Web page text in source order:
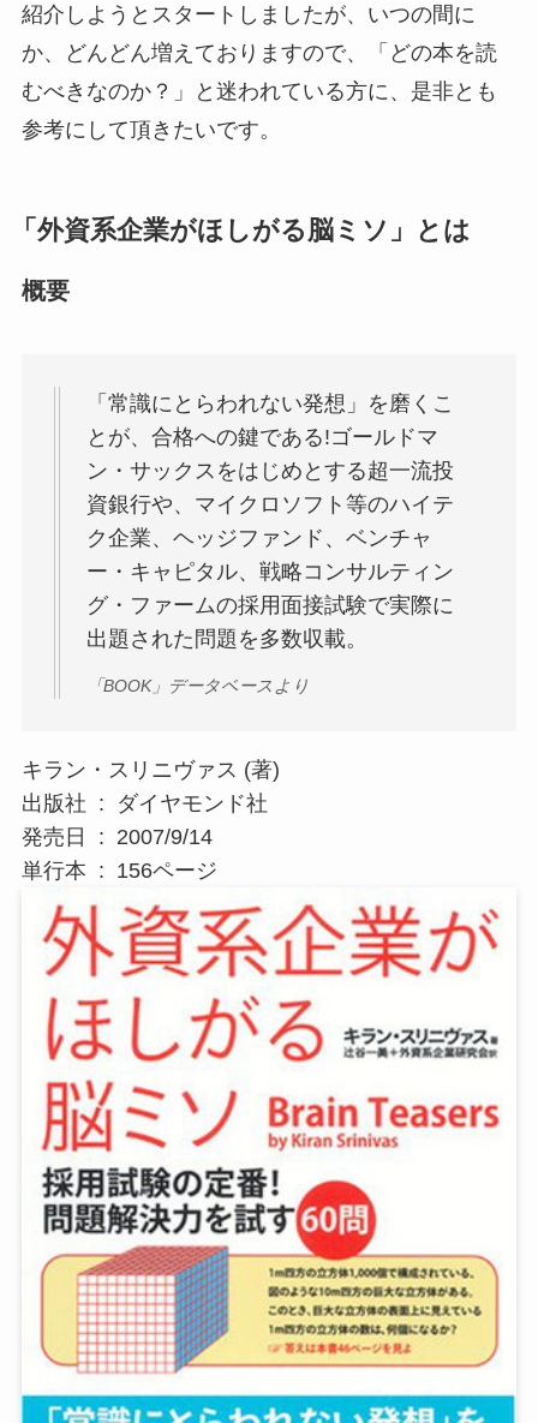
紹介しようとスタートしましたが、いつの間に
か、どんどん増えておりますので、「どの本を読
むべきなのか？」と迷われている方に、是非とも
参考にして頂きたいです。
「外資系企業がほしがる脳ミソ」とは
概要
「常識にとらわれない発想」を磨くこ
とが、合格への鍵である!ゴールドマ
ン・サックスをはじめとする超一流投
資銀行や、マイクロソフト等のハイテ
ク企業、ヘッジファンド、ベンチャ
ー・キャピタル、戦略コンサルティン
グ・ファームの採用面接試験で実際に
出題された問題を多数収載。
「BOOK」データベースより
キラン・スリニヴァス (著)
出版社 ‏ : ‎ ダイヤモンド社
発売日 ‏ : ‎ 2007/9/14
単行本 ‏ : ‎ 156ページ